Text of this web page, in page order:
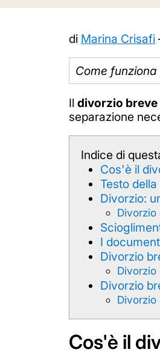
di Marina Crisafi
Come
Il divorzio breve
separazione
Indice di
Cos'è il
Testo
Divorzio:
I
Divorzio
Divorzio
Cos'è il